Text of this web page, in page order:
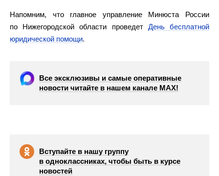
Напомним, что главное управление Минюста России
по Нижегородской области проведет День бесплатной
юридической помощи.
Все эксклюзивы и самые оперативные
новости читайте в нашем канале МАХ!
Вступайте в нашу группу
в одноклассниках, чтобы быть в курсе
новостей